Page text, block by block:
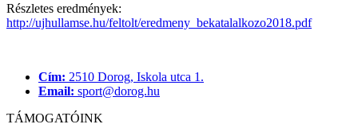
Részletes eredmények:
http://ujhullamse.hu/feltolt/eredmeny_bekatalalkozo2018.pdf
Cím: 2510 Dorog, Iskola utca 1.
Email: sport@dorog.hu
TÁMOGATÓINK